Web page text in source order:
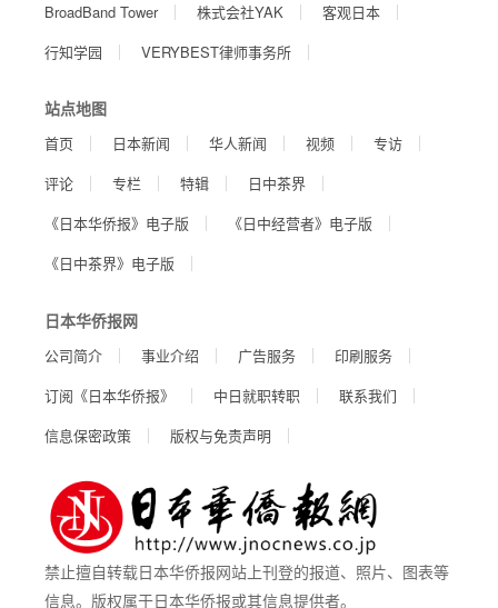
BroadBand Tower
株式会社YAK
客观日本
行知学园
VERYBEST律师事务所
站点地图
首页 日本新闻 华人新闻 视频
专访
评论
专栏 特辑
日中茶界
《日本华侨报》电子版
《日中经营者》电子版
《日中茶界》电子版
日本华侨报网
公司简介 事业介绍 广告服务
印刷服务
订阅《日本华侨报》
中日就职转职
联系我们
信息保密政策
版权与免责声明
禁止擅自转载日本华侨报网站上刊登的报道、照片、图表等
信息。版权属于日本华侨报或其信息提供者。